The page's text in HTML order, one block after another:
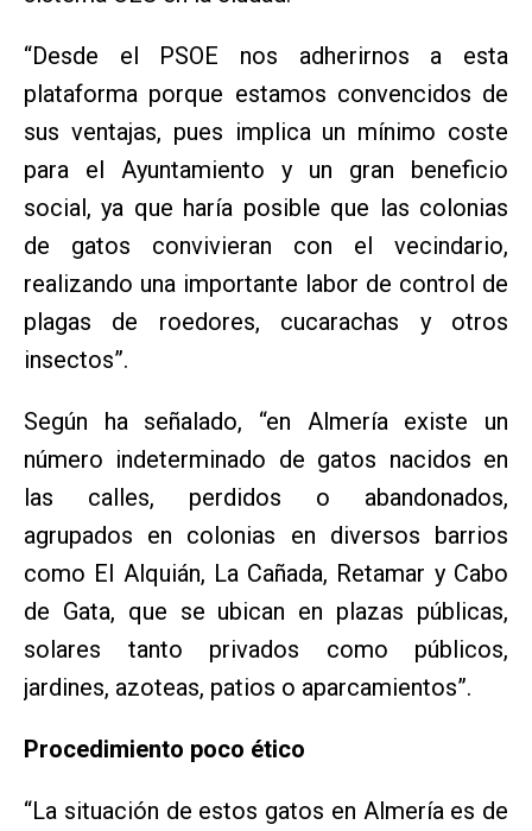
“Desde el PSOE nos adherirnos a esta
plataforma porque estamos convencidos de
sus ventajas, pues implica un mínimo coste
para el Ayuntamiento y un gran beneficio
social, ya que haría posible que las colonias
de gatos convivieran con el vecindario,
realizando una importante labor de control de
plagas de roedores, cucarachas y otros
insectos”.
Según ha señalado, “en Almería existe un
número indeterminado de gatos nacidos en
las calles, perdidos o abandonados,
agrupados en colonias en diversos barrios
como El Alquián, La Cañada, Retamar y Cabo
de Gata, que se ubican en plazas públicas,
solares tanto privados como públicos,
jardines, azoteas, patios o aparcamientos”.
Procedimiento poco ético
“La situación de estos gatos en Almería es de